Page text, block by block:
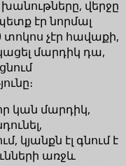
վերջը
էր նորմալ
տոկոս չէր հավաքի,
մարդիկ դա,
կան մարդիկ,
կյանքն էլ գնում է
առջև